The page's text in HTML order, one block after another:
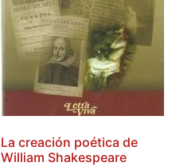
La creación poética de
William Shakespeare